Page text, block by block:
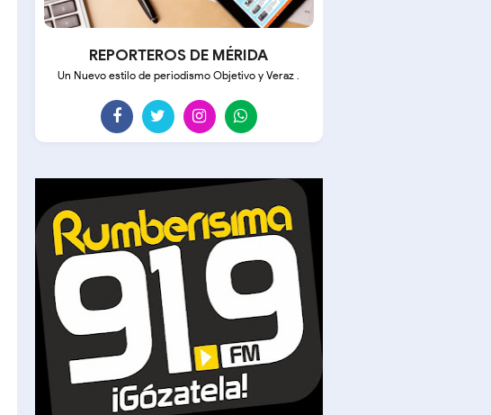
REPORTEROS DE MÉRIDA
Un Nuevo estilo de periodismo Objetivo y Veraz .